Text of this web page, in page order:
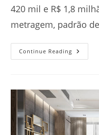
420 mil e R$ 1,8
metragem, padrão
Continue Reading Quanto
Custa
Una,